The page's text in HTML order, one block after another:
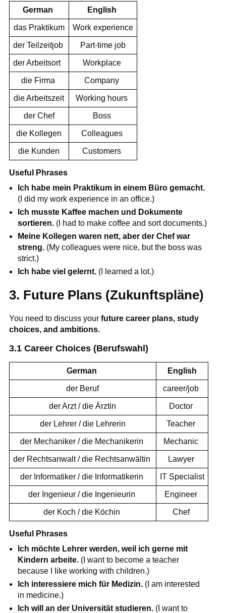
German English
das Praktikum Work experience
der Teilzeitjob Part-time job
der Arbeitsort Workplace
die Firma Company
die Arbeitszeit Working hours
der Chef Boss
die Kollegen Colleagues
die Kunden Customers
Useful Phrases
Ich habe mein Praktikum in einem Büro gemacht.
(I did my work experience in an office.)
Ich musste Kaffee machen und Dokumente
sortieren. (I had to make coffee and sort documents.)
Meine Kollegen waren nett, aber der Chef war
streng. (My colleagues were nice, but the boss was
strict.)
Ich habe viel gelernt. (I learned a lot.)
3. Future Plans (Zukunftspläne)
You need to discuss your future career plans, study
choices, and ambitions.
3.1 Career Choices (Berufswahl)
German English
der Beruf career/job
der Arzt / die Ärztin Doctor
der Lehrer / die Lehrerin Teacher
der Mechaniker / die Mechanikerin Mechanic
der Rechtsanwalt / die Rechtsanwältin Lawyer
der Informatiker / die Informatikerin IT Specialist
der Ingenieur / die Ingenieurin Engineer
der Koch / die Köchin Chef
Useful Phrases
Ich möchte Lehrer werden, weil ich gerne mit
Kindern arbeite. (I want to become a teacher
because I like working with children.)
Ich interessiere mich für Medizin. (I am interested
in medicine.)
Ich will an der Universität studieren. (I want to